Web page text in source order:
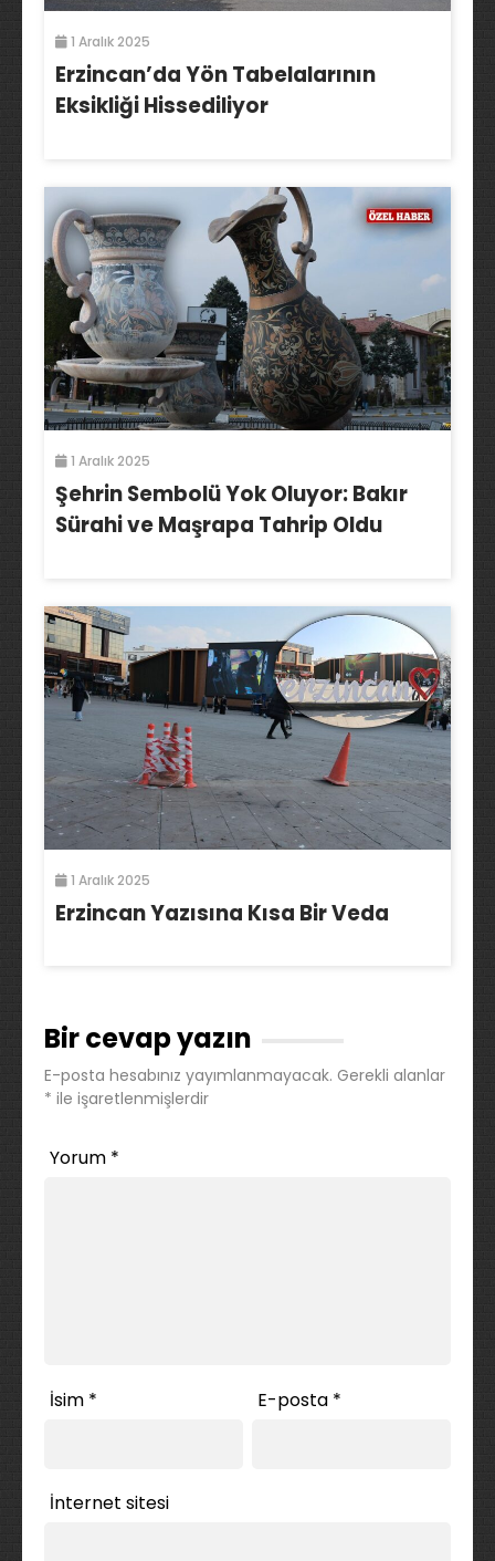
1 Aralık 2025
Erzincan’da Yön Tabelalarının
Eksikliği Hissediliyor
1 Aralık 2025
Şehrin Sembolü Yok Oluyor: Bakır
Sürahi ve Maşrapa Tahrip Oldu
1 Aralık 2025
Erzincan Yazısına Kısa Bir Veda
Bir cevap yazın
E-posta hesabınız yayımlanmayacak. Gerekli alanlar
* ile işaretlenmişlerdir
Yorum *
İsim * E-posta *
İnternet sitesi